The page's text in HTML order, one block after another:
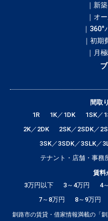
｜新
｜オ
｜360°
｜初期
｜月
間取
1R
1K／1DK
1SK／
2K／2DK
2SK／2SDK／
3SK／3SDK／3SLK／
テナント・店舗・事務
賃料
3万円以下
3～4万円 4
7～8万円
8～9万円
釧路市の賃貸・借家情報満載の「